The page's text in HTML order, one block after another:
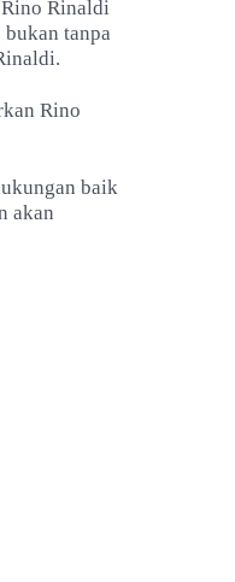
Rinaldi
tanpa
Rino
baik
akan